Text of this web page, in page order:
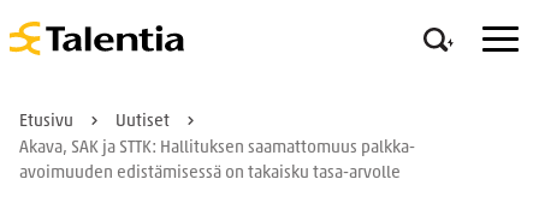
Etusivu
Uutiset
Akava, SAK ja STTK: Hallituksen saamattomuus palkka-
avoimuuden edistämisessä on takaisku tasa-arvolle